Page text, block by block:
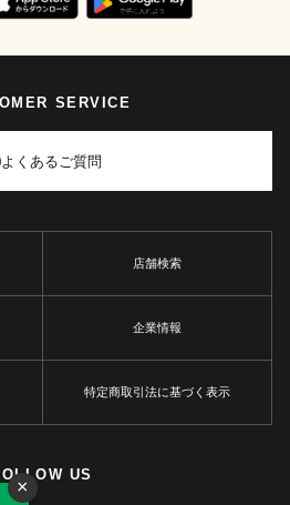
×
SERVICE
よくあるご質問
店舗検索
企業情報
特定商取引法に基づく表示
US